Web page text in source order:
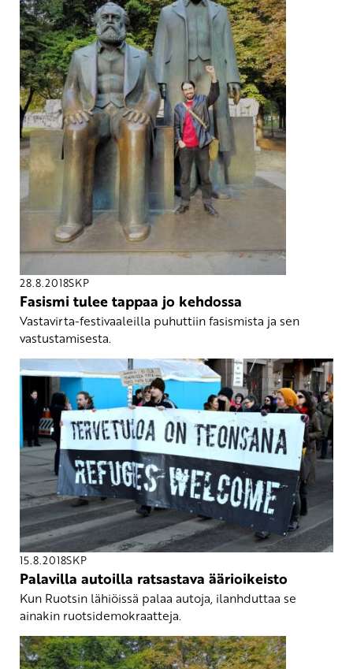
28.8.2018SKP
Fasismi tulee tappaa jo kehdossa
Vastavirta-festivaaleilla puhuttiin fasismista ja sen
vastustamisesta.
15.8.2018SKP
Palavilla autoilla ratsastava äärioikeisto
Kun Ruotsin lähiöissä palaa autoja, ilanhduttaa se
ainakin ruotsidemokraatteja.